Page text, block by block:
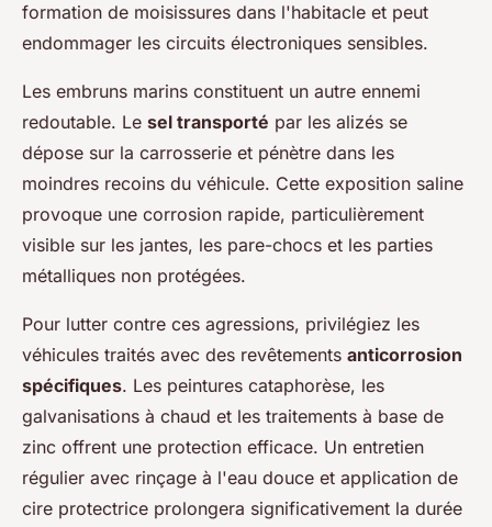
formation de moisissures dans l'habitacle et peut
endommager les circuits électroniques sensibles.
Les embruns marins constituent un autre ennemi
redoutable. Le sel transporté par les alizés se
dépose sur la carrosserie et pénètre dans les
moindres recoins du véhicule. Cette exposition saline
provoque une corrosion rapide, particulièrement
visible sur les jantes, les pare-chocs et les parties
métalliques non protégées.
Pour lutter contre ces agressions, privilégiez les
véhicules traités avec des revêtements anticorrosion
spécifiques. Les peintures cataphorèse, les
galvanisations à chaud et les traitements à base de
zinc offrent une protection efficace. Un entretien
régulier avec rinçage à l'eau douce et application de
cire protectrice prolongera significativement la durée